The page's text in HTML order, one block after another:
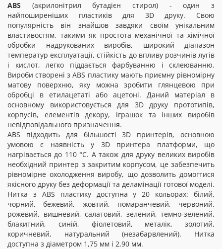
ABS (акрилонітрил бутадієн стирол) - один з
найпоширеніших пластиків для 3D друку. Свою
популярність він знайшов завдяки своїм унікальним
властивостям, такими як простота механічної та хімічної
обробки надрукованих виробів, широкий діапазон
температур експлуатації, стійкість до впливу розчинів лугів
і кислот, легко піддається фарбуванню і склеюванню.
Вироби створені з ABS пластику мають приємну рівномірну
матову поверхню, яку можна зробити глянцевою при
обробці в етилацетаті або ацетоні. Даний матеріал в
основному використовується для 3D друку прототипів,
корпусів, елементів декору, іграшок та інших виробів
невідповідального призначення.
ABS підходить для більшості 3D принтерів, основною
умовою є наявність у 3D принтера платформи, що
нагрівається до 110 °С. А також для друку великих виробів
необхідний принтер з закритим корпусом, це забезпечить
рівномірне охолодження виробу, що дозволить домогтися
якісного друку без деформації та деламінації готової моделі.
Нитка з ABS пластику доступна у 20 кольорах: білий,
чорний, бежевий, жовтий, помаранчевий, червоний,
рожевий, вишневий, салатовий, зелений, темно-зелений,
блакитний, синій, фіолетовий, металік, золотий,
коричневий, натуральний (незабарвлений). Нитка
доступна з діаметром 1,75 мм і 2,90 мм.